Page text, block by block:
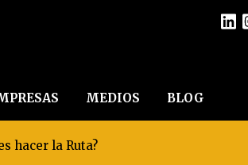
MEDIOS BLOG
hacer la Ruta?